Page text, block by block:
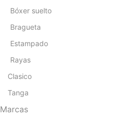
Bóxer suelto
Bragueta
Estampado
Rayas
Clasico
Tanga
Marcas